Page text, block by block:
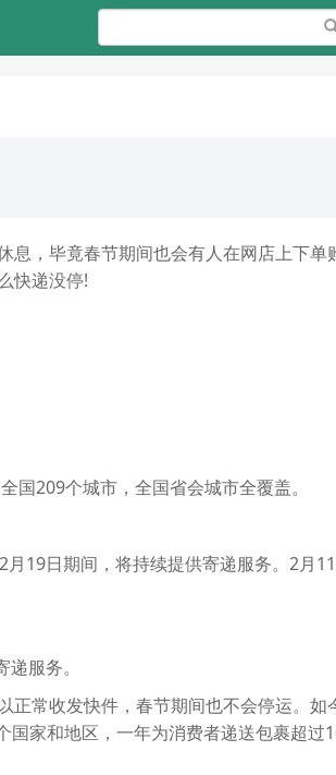
息，毕竟春节期间也会有人在网店上下单
快递没停!
国209个城市，全国省会城市全覆盖。
19日期间，将持续提供寄递服务。2月
服务。
正常收发快件，春节期间也不会停运。如
国家和地区，一年为消费者递送包裹超过